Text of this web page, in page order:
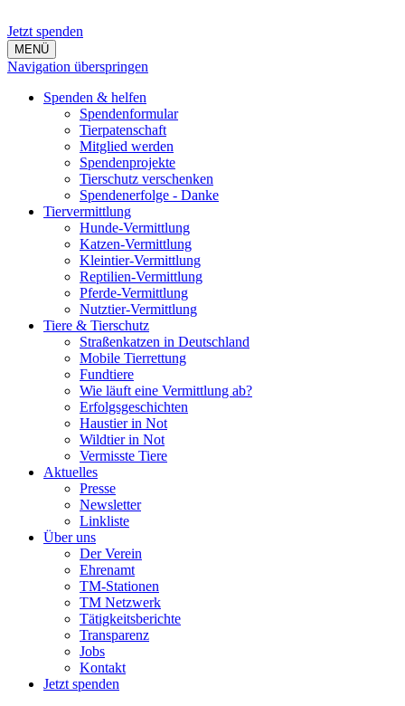
Jetzt spenden
MENÜ
Navigation überspringen
Spenden & helfen
Spendenformular
Tierpatenschaft
Mitglied werden
Spendenprojekte
Tierschutz verschenken
Spendenerfolge - Danke
Tiervermittlung
Hunde-Vermittlung
Katzen-Vermittlung
Kleintier-Vermittlung
Reptilien-Vermittlung
Pferde-Vermittlung
Nutztier-Vermittlung
Tiere & Tierschutz
Straßenkatzen in Deutschland
Mobile Tierrettung
Fundtiere
Wie läuft eine Vermittlung ab?
Erfolgsgeschichten
Haustier in Not
Wildtier in Not
Vermisste Tiere
Aktuelles
Presse
Newsletter
Linkliste
Über uns
Der Verein
Ehrenamt
TM-Stationen
TM Netzwerk
Tätigkeitsberichte
Transparenz
Jobs
Kontakt
Jetzt spenden